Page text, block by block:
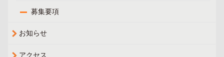
募集要項
お知らせ
アクセス